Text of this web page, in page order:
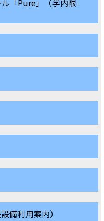
備利用案内）